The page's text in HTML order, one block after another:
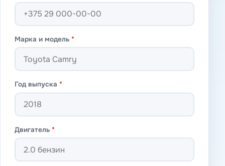
Марка и модель *
Год выпуска *
Двигатель *